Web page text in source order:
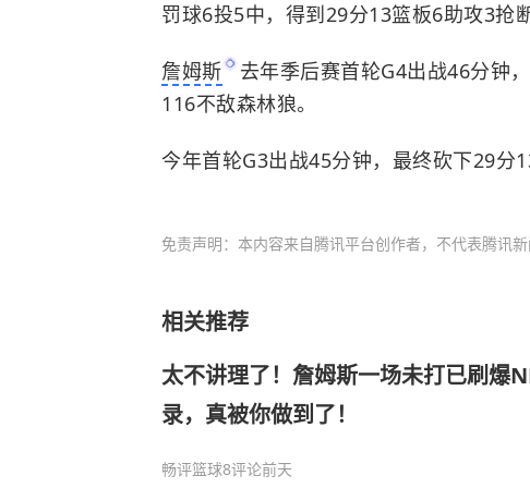
罚球6投5中，得到29分13篮板6助攻3抢
詹姆斯
去年季后赛首轮G4出战46分钟
116不敌森林狼。
今年首轮G3出战45分钟，最终砍下29分
免责声明：本内容来自腾讯平台创作者，不代表腾讯新
相关推荐
太不讲理了！詹姆斯一场未打已刷爆
录，真被你做到了！
畅评篮球8评论前天